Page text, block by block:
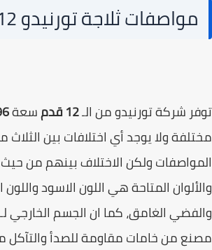
مواصفات ثلاجة تورنيدو 12 قدم
شركة تورنيدو من الـ12 قدم سعة296 لتر
ولا يوجد أي اختلافات بين الثلاث
ولكن الاختلاف بينهم من حيث
المتاحة هي اللون الاسود واللون
الغامق، كما ان الجسم الخارجي لـ
من خامات مقاومة للصدأ والتآكل مع